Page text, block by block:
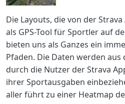
Body
Die Layouts, die von der Strava
als GPS-Tool für Sportler auf
bieten uns als Ganzes ein
Pfaden. Die Daten werden
durch die Nutzer der Strava
ihrer Sportausgaben
aller führt zu einer Heatmap